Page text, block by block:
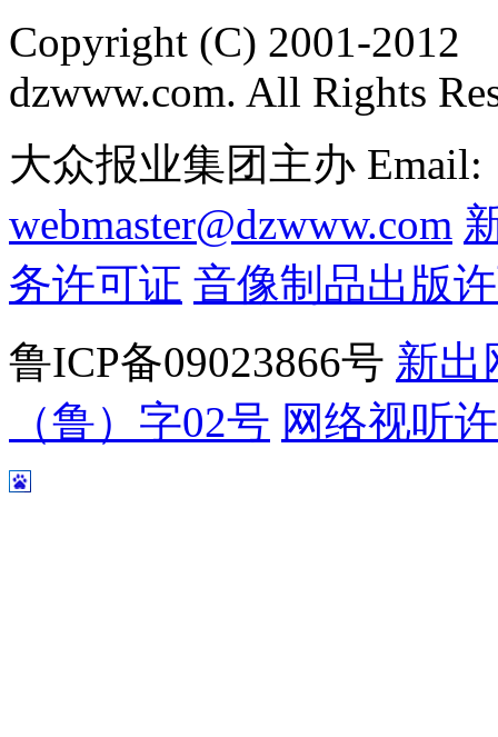
Copyright (C) 2001-2012
dzwww.com. All Rights
大众报业集团主办 Email:
webmaster@dzwww.com
务许可证 音像制品出版
鲁ICP备09023866号 新出
（鲁）字02号 网络视听